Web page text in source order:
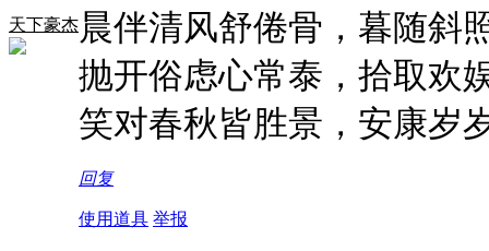
天下豪杰 晨伴清风舒倦骨，暮随斜
抛开俗虑心常泰，拾取欢
笑对春秋皆胜景，安康岁
回复
使用道具 举报